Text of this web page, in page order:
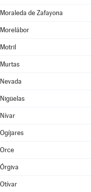
Moraleda de Zafayona
Morelábor
Motril
Murtas
Nevada
Nigüelas
Nívar
Ogíjares
Orce
Órgiva
Otívar